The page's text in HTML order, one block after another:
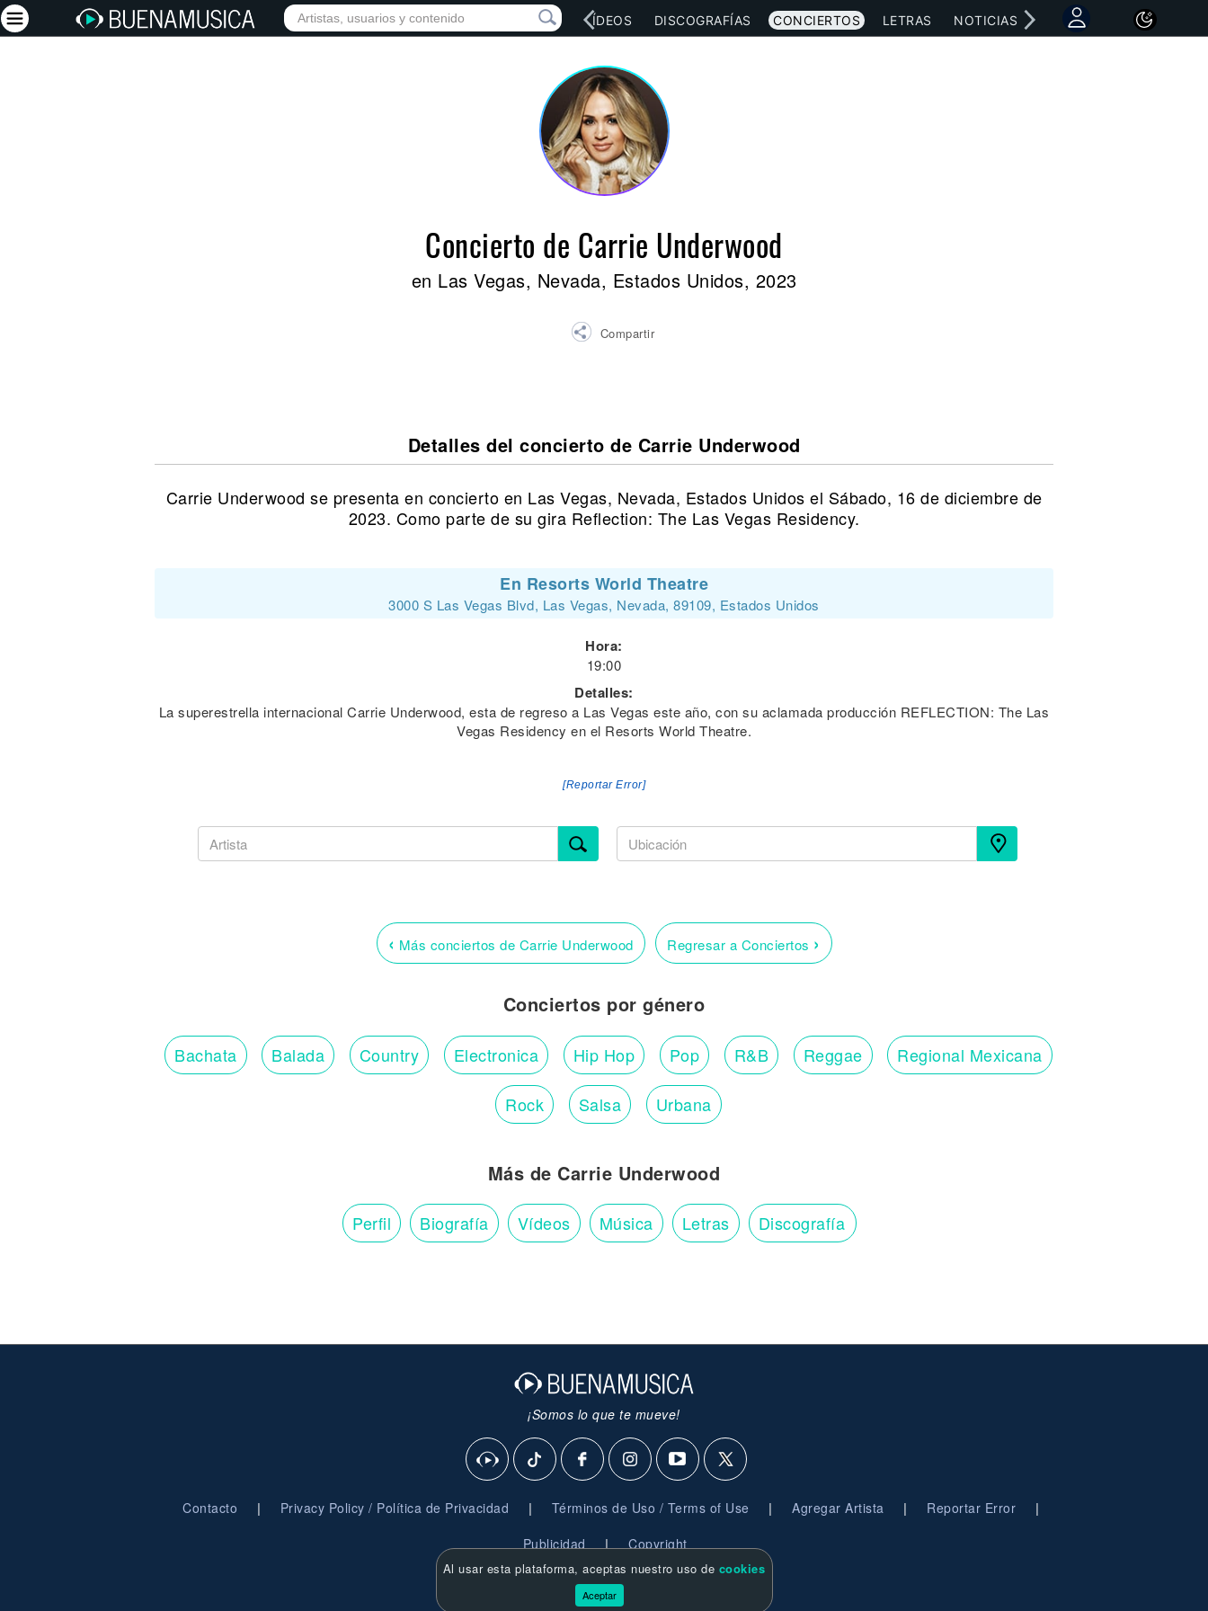
INICIO ARTISTAS RED SOCIAL MÚSICA VÍDEOS DISCOGRAFÍAS CONCIERTOS LETRAS NOTICIAS
Concierto de Carrie Underwood
en Las Vegas, Nevada, Estados Unidos, 2023
Compartir
Detalles del concierto de Carrie Underwood
Carrie Underwood se presenta en concierto en Las Vegas, Nevada, Estados Unidos el Sábado, 16 de diciembre de
2023. Como parte de su gira Reflection: The Las Vegas Residency.
En Resorts World Theatre
3000 S Las Vegas Blvd, Las Vegas, Nevada, 89109, Estados Unidos
Hora:
19:00
Detalles:
La superestrella internacional Carrie Underwood, esta de regreso a Las Vegas este año, con su aclamada producción REFLECTION: The Las
Vegas Residency en el Resorts World Theatre.
[Reportar Error]
‹ Más conciertos de Carrie Underwood Regresar a Conciertos ›
Conciertos por género
Bachata Balada Country Electronica Hip Hop Pop R&B Reggae Regional Mexicana
Rock Salsa Urbana
Más de Carrie Underwood
Perfil Biografía Vídeos Música Letras Discografía
¡Somos lo que te mueve!
Contacto | Privacy Policy / Política de Privacidad | Términos de Uso / Terms of Use | Agregar Artista | Reportar Error |
Publicidad | Copyright
© 2026 BuenaMusica.com - Derechos Reservados
Al usar esta plataforma, aceptas nuestro uso de cookies
Aceptar